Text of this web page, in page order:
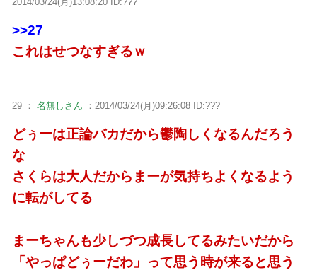
>>27
これはせつなすぎるｗ
29 ： 名無しさん ：2014/03/24(月)09:26:08 ID:???
どぅーは正論バカだから鬱陶しくなるんだろう
な
さくらは大人だからまーが気持ちよくなるよう
に転がしてる
まーちゃんも少しづつ成長してるみたいだから
「やっぱどぅーだわ」って思う時が来ると思う